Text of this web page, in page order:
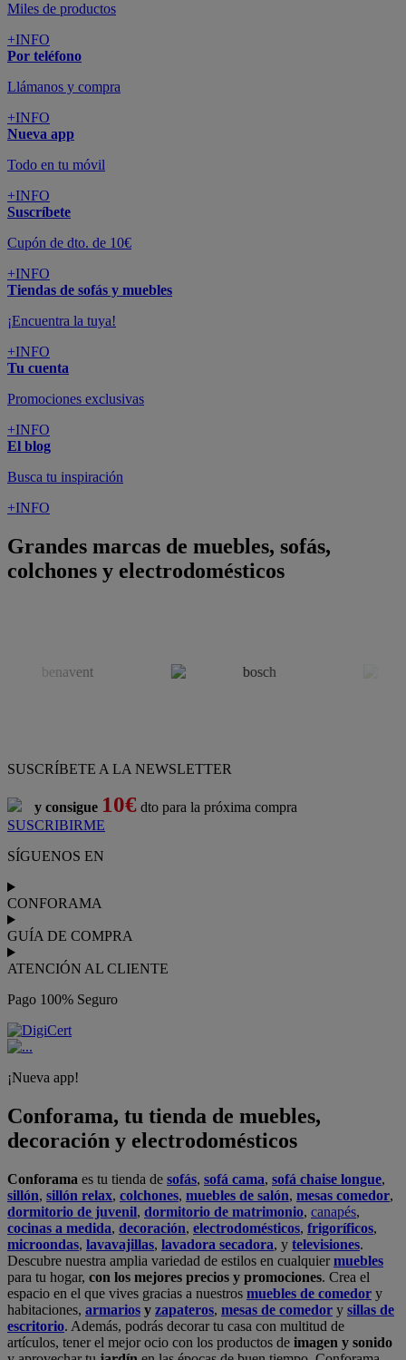
Miles de productos
+INFO
Por teléfono
Llámanos y compra
+INFO
Nueva app
Todo en tu móvil
+INFO
Suscríbete
Cupón de dto. de 10€
+INFO
Tiendas de sofás y muebles
¡Encuentra la tuya!
+INFO
Tu cuenta
Promociones exclusivas
+INFO
El blog
Busca tu inspiración
+INFO
Grandes marcas de muebles, sofás,
colchones y electrodomésticos
SUSCRÍBETE A LA NEWSLETTER
y consigue 10€ dto para la próxima compra
SUSCRIBIRME
SÍGUENOS EN
CONFORAMA
GUÍA DE COMPRA
ATENCIÓN AL CLIENTE
Pago 100% Seguro
¡Nueva app!
Conforama, tu tienda de muebles,
decoración y electrodomésticos
Conforama es tu tienda de sofás, sofá cama, sofá chaise longue,
sillón, sillón relax, colchones, muebles de salón, mesas comedor,
dormitorio de juvenil, dormitorio de matrimonio, canapés,
cocinas a medida, decoración, electrodomésticos, frigoríficos,
microondas, lavavajillas, lavadora secadora, y televisiones.
Descubre nuestra amplia variedad de estilos en cualquiermuebles
para tu hogar, con los mejores precios y promociones. Crea el
espacio en el que vives gracias a nuestros muebles de comedor y
habitaciones, armarios y zapateros, mesas de comedor y sillas de
escritorio. Además, podrás decorar tu casa con multitud de
artículos, tener el mejor ocio con los productos de imagen y sonido